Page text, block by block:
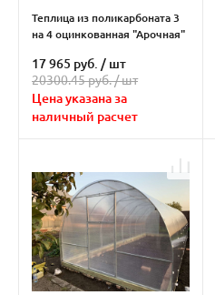
Теплица из поликарбоната 3
на 4 оцинкованная "Арочная"
17 965 руб. / шт
20300.45 руб. /шт
Цена указана за
наличный расчет